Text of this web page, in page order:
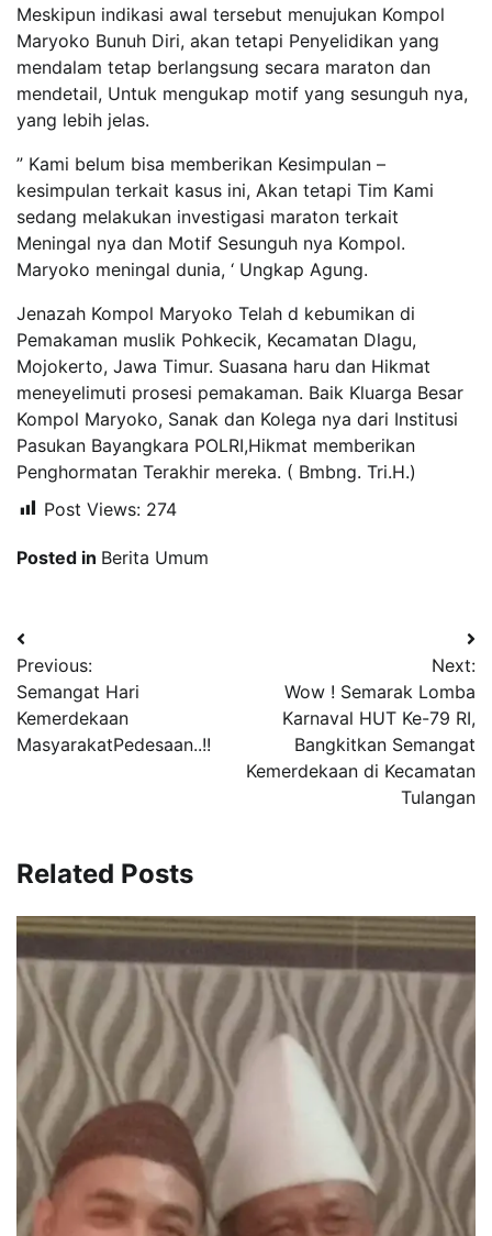
Meskipun indikasi awal tersebut menujukan Kompol
Maryoko Bunuh Diri, akan tetapi Penyelidikan yang
mendalam tetap berlangsung secara maraton dan
mendetail, Untuk mengukap motif yang sesunguh nya,
yang lebih jelas.
” Kami belum bisa memberikan Kesimpulan –
kesimpulan terkait kasus ini, Akan tetapi Tim Kami
sedang melakukan investigasi maraton terkait
Meningal nya dan Motif Sesunguh nya Kompol.
Maryoko meningal dunia, ‘ Ungkap Agung.
Jenazah Kompol Maryoko Telah d kebumikan di
Pemakaman muslik Pohkecik, Kecamatan Dlagu,
Mojokerto, Jawa Timur. Suasana haru dan Hikmat
meneyelimuti prosesi pemakaman. Baik Kluarga Besar
Kompol Maryoko, Sanak dan Kolega nya dari Institusi
Pasukan Bayangkara POLRI,Hikmat memberikan
Penghormatan Terakhir mereka. ( Bmbng. Tri.H.)
Post Views: 274
Posted in Berita Umum
Navigasi
pos
Previous:
Semangat Hari
Kemerdekaan
MasyarakatPedesaan..!!
Next:
Wow ! Semarak Lomba
Karnaval HUT Ke-79 RI,
Bangkitkan Semangat
Kemerdekaan di Kecamatan
Tulangan
Related Posts